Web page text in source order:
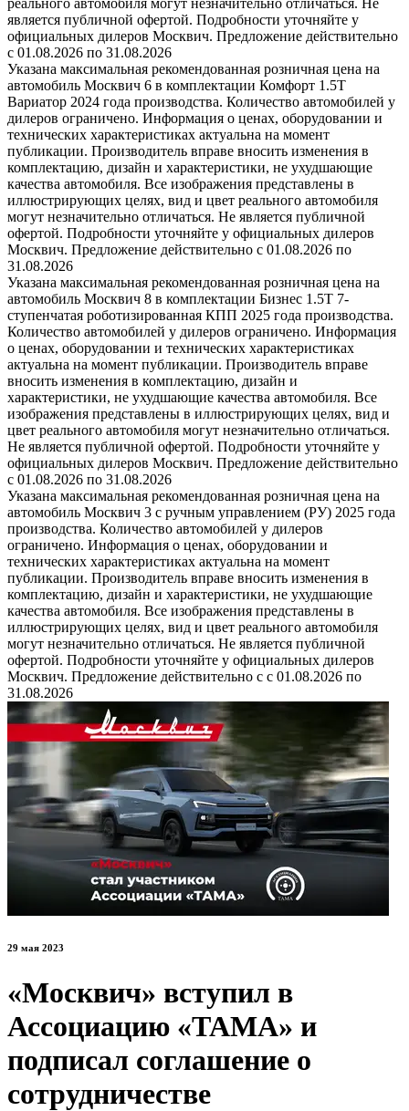
реального автомобиля могут незначительно отличаться. Не
является публичной офертой. Подробности уточняйте у
официальных дилеров Москвич. Предложение действительно
с 01.08.2026 по 31.08.2026
Указана максимальная рекомендованная розничная цена на
автомобиль Москвич 6 в комплектации Комфорт 1.5T
Вариатор 2024 года производства. Количество автомобилей у
дилеров ограничено. Информация о ценах, оборудовании и
технических характеристиках актуальна на момент
публикации. Производитель вправе вносить изменения в
комплектацию, дизайн и характеристики, не ухудшающие
качества автомобиля. Все изображения представлены в
иллюстрирующих целях, вид и цвет реального автомобиля
могут незначительно отличаться. Не является публичной
офертой. Подробности уточняйте у официальных дилеров
Москвич. Предложение действительно с 01.08.2026 по
31.08.2026
Указана максимальная рекомендованная розничная цена на
автомобиль Москвич 8 в комплектации Бизнес 1.5T 7-
ступенчатая роботизированная КПП 2025 года производства.
Количество автомобилей у дилеров ограничено. Информация
о ценах, оборудовании и технических характеристиках
актуальна на момент публикации. Производитель вправе
вносить изменения в комплектацию, дизайн и
характеристики, не ухудшающие качества автомобиля. Все
изображения представлены в иллюстрирующих целях, вид и
цвет реального автомобиля могут незначительно отличаться.
Не является публичной офертой. Подробности уточняйте у
официальных дилеров Москвич. Предложение действительно
с 01.08.2026 по 31.08.2026
Указана максимальная рекомендованная розничная цена на
автомобиль Москвич 3 с ручным управлением (РУ) 2025 года
производства. Количество автомобилей у дилеров
ограничено. Информация о ценах, оборудовании и
технических характеристиках актуальна на момент
публикации. Производитель вправе вносить изменения в
комплектацию, дизайн и характеристики, не ухудшающие
качества автомобиля. Все изображения представлены в
иллюстрирующих целях, вид и цвет реального автомобиля
могут незначительно отличаться. Не является публичной
офертой. Подробности уточняйте у официальных дилеров
Москвич. Предложение действительно с с 01.08.2026 по
31.08.2026
29 мая 2023
«Москвич» вступил в
Ассоциацию «ТАМА» и
подписал соглашение о
сотрудничестве